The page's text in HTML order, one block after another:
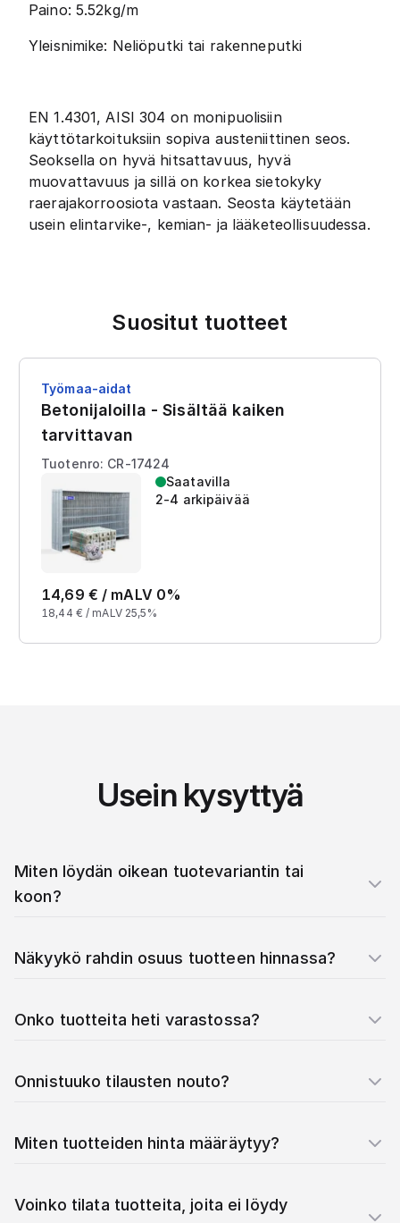
Paino: 5.52kg/m
Yleisnimike: Neliöputki tai rakenneputki
EN 1.4301, AISI 304 on monipuolisiin
käyttötarkoituksiin sopiva austeniittinen seos.
Seoksella on hyvä hitsattavuus, hyvä
muovattavuus ja sillä on korkea sietokyky
raerajakorroosiota vastaan. Seosta käytetään
usein elintarvike-, kemian- ja lääketeollisuudessa.
Suositut tuotteet
Työmaa-aidat
Betonijaloilla - Sisältää kaiken
tarvittavan
Tuotenro: CR-17424
Saatavilla
2-4 arkipäivää
14,69 € / mALV 0%
18,44 € / mALV 25,5%
Usein kysyttyä
Miten löydän oikean tuotevariantin tai
koon?
Näkyykö rahdin osuus tuotteen hinnassa?
Onko tuotteita heti varastossa?
Onnistuuko tilausten nouto?
Miten tuotteiden hinta määräytyy?
Voinko tilata tuotteita, joita ei löydy